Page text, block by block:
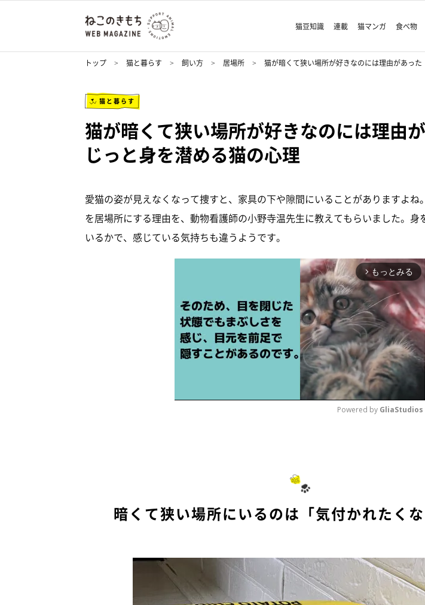
猫豆知識 連載 猫マンガ 食べ物
トップ 猫と暮らす 飼い方 居場所 猫が暗くて狭い場所が好きなのには理由があっ
猫と暮らす
猫が暗くて狭い場所が好きなのには理由
じっと身を潜める猫の心理
愛猫の姿が見えなくなって捜すと、家具の下や隙間にいることがありますよね
を居場所にする理由を、動物看護師の小野寺温先生に教えてもらいました。身
いるかで、感じている気持ちも違うようです。
arrow_forward_ios もっとみる
Powered by GliaStudios
暗くて狭い場所にいるのは「気付かれたく